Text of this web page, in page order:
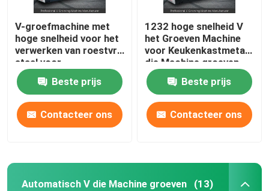
V-groefmachine met
hoge snelheid voor het
verwerken van roestvrij
staal voor
huisversiering
Beste prijs
Contacteer ons
1232 hoge snelheid V
het Groeven Machine
voor Keukenkastmetaal
die Machine groeven
Beste prijs
Contacteer ons
Automatisch V die Machine groeven (13)